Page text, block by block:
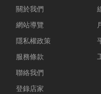
關於我們
網站導覽
隱私權政策
服務條款
聯絡我們
登錄店家